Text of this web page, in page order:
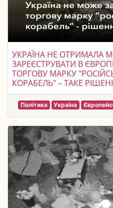
УКРАЇНА НЕ ОТРИМАЛА
ЗАРЕЄСТРУВАТИ В
ТОРГОВУ МАРКУ
КОРАБЕЛЬ" – ТАКЕ
Політика Україна